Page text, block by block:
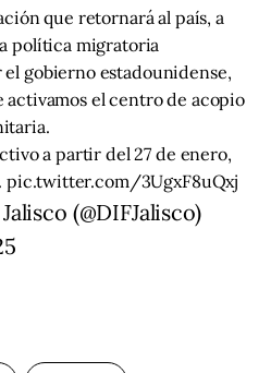
que retornará al país, a
política migratoria
gobierno estadounidense,
activamos el centro de acopio
a partir del 27 de enero,
pic.twitter.com/3UgxF8uQxj
(@DIFJalisco)